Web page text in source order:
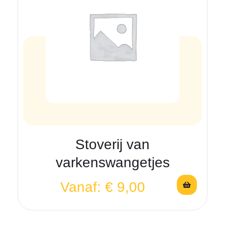
Stoverij van
varkenswangetjes
Vanaf: € 9,00